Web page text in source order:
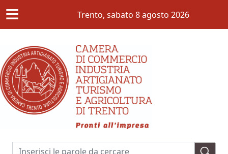
≡ Trento, sabato 8 agosto 2026
Cerca